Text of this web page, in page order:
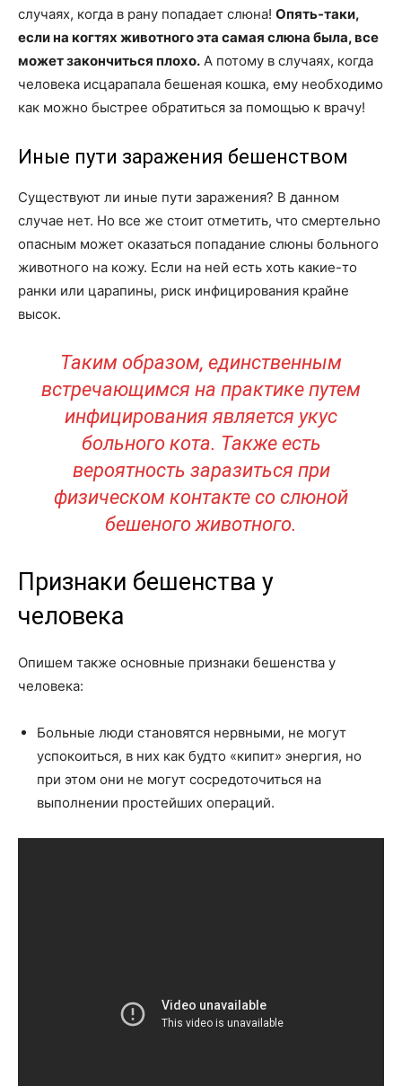
случаях, когда в рану попадает слюна! Опять-таки,
если на когтях животного эта самая слюна была, все
может закончиться плохо. А потому в случаях, когда
человека исцарапала бешеная кошка, ему необходимо
как можно быстрее обратиться за помощью к врачу!
Иные пути заражения бешенством
Существуют ли иные пути заражения? В данном
случае нет. Но все же стоит отметить, что смертельно
опасным может оказаться попадание слюны больного
животного на кожу. Если на ней есть хоть какие-то
ранки или царапины, риск инфицирования крайне
высок.
Таким образом, единственным
встречающимся на практике путем
инфицирования является укус
больного кота. Также есть
вероятность заразиться при
физическом контакте со слюной
бешеного животного.
Признаки бешенства у
человека
Опишем также основные признаки бешенства у
человека:
Больные люди становятся нервными, не могут
успокоиться, в них как будто «кипит» энергия, но
при этом они не могут сосредоточиться на
выполнении простейших операций.